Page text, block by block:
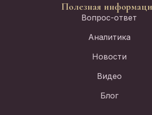
Полезная
Вопрос-ответ
Аналитика
Новости
Видео
Блог